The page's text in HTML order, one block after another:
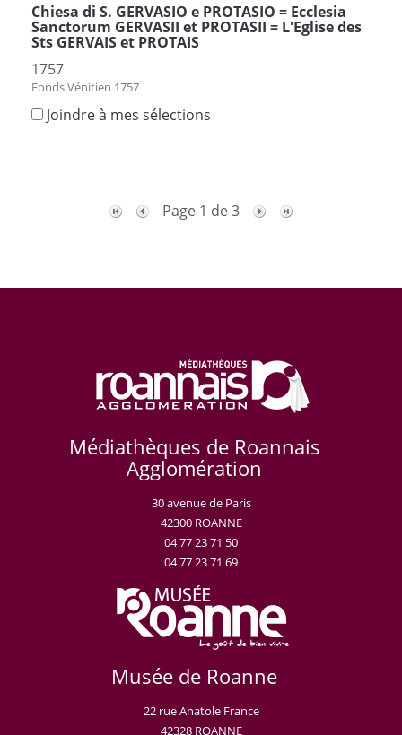
Chiesa di S. GERVASIO e PROTASIO = Ecclesia
Sanctorum GERVASII et PROTASII = L'Eglise des
Sts GERVAIS et PROTAIS
1757
Fonds Vénitien 1757
Joindre à mes sélections
Page 1 de 3
Médiathèques de Roannais
Agglomération
30 avenue de Paris
42300 ROANNE
04 77 23 71 50
04 77 23 71 69
Musée de Roanne
22 rue Anatole France
42328 ROANNE